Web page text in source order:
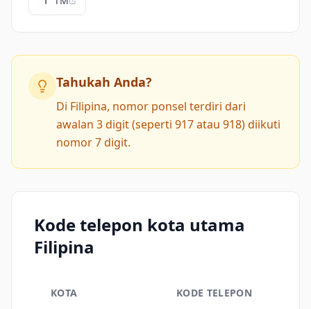
Tahukah Anda?
Di Filipina, nomor ponsel terdiri dari
awalan 3 digit (seperti 917 atau 918) diikuti
nomor 7 digit.
Kode telepon kota utama
Filipina
KOTA KODE TELEPON